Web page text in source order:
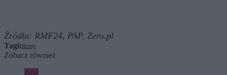
Źródła: RMF24, PAP, Zero.pl
Tagi:drony
Zobacz również
Kraj